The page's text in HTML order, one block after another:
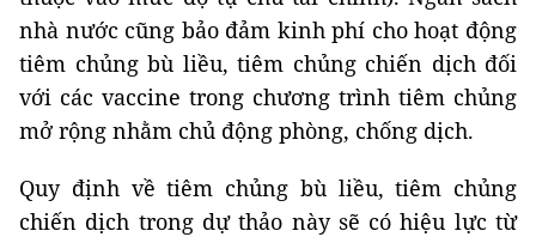
nhà nước cũng bảo đảm kinh phí cho hoạt động
tiêm chủng bù liều, tiêm chủng chiến dịch đối
với các vaccine trong chương trình tiêm chủng
mở rộng nhằm chủ động phòng, chống dịch.
Quy định về tiêm chủng bù liều, tiêm chủng
chiến dịch trong dự thảo này sẽ có hiệu lực từ